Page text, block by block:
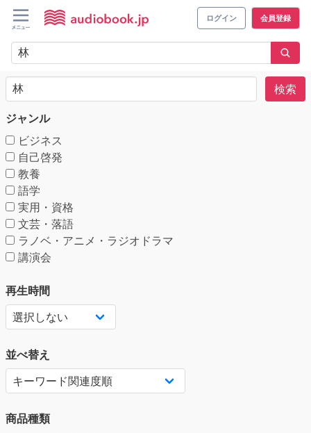
ログイン 会員登録
検索
ジャンル
ビジネス
自己啓発
教養
語学
実用・資格
文芸・落語
ラノベ・アニメ・ラジオドラマ
講演会
再生時間
並べ替え
商品種類